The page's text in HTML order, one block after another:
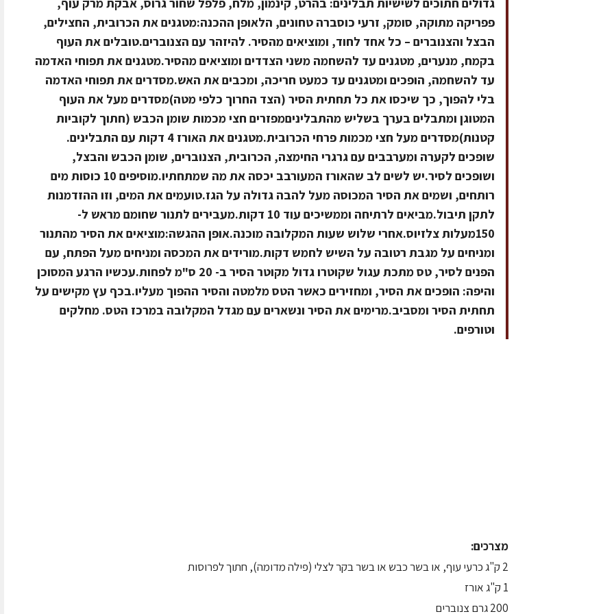
פפריקה מתוקה, סומק, זרעי כוסברה טחונים, הלאופן ההכנה:מטגנים את הכרובית, החצילים,
הבצל והצנוברים – כל אחד לחוד, ומוציאים מהסיר. להיזהר עם הצנוברים.טובלים את העוף
בקמח, מנערים, מטגנים עד להשחמה משני הצדדים ומוציאים מהסיר.מטגנים את תפוחי האדמה
עד להשחמה, הופכים ומטגנים עד כמעט חריכה, ומכבים את האש.מסדרים את תפוחי האדמה
בלי להפוך, כך שיכסו את כל תחתית הסיר (הצד החרוך כלפי מטה)מסדרים מעל את העוף
המטוגן ומתבלים בערך בשליש מהתבליניםמפזרים חצי מכמות שומן הכבש (חתוך לקוביות
קטנות)מסדרים מעל חצי מכמות פרחי הכרובית.מטגנים את האורז 4 דקות עם התבלינים.
שופכים לקערה ומערבבים עם גרגרי החימצה, הכרובית, הצנוברים, שומן הכבש והבצל,
ושופכים לסיר.יש לשים לב שהאורז המעורבב יכסה את מה שמתחתיו.מוסיפים 10 כוסות מים
רותחים, ושמים את הסיר המכוסה מעל להבה גדולה על הגז.טועמים את המים, וזו ההזדמנות
לתקן תיבול.מביאים לרתיחה וממשיכים עוד 10 דקות.מעבירים לתנור שחומם מראש ל-
150מעלות צלזיוס.אחרי שלוש שעות המקלובה מוכנה.אופן ההגשה:מוציאים את הסיר מהתנור
ומניחים על מגבת רטובה על השיש לחמש דקות.מורידים את המכסה ומניחים מעל הפתח, עם
הפנים לסיר, טס מתכת עגול שקוטרו גדול מקוטר הסיר ב- 20 ס"מ לפחות.עכשיו הרגע המסוכן
והיפה: הופכים את הסיר, ומחזירים כאשר הטס מלמטה והסיר ההפוך מעליו.בכף עץ מקישים על
תחתית הסיר ומסביב.מרימים את הסיר ונשארים עם מגדל המקלובה במרכז הטס. מחלקים
וטורפים.
מצרכים:
2 ק"ג כרעי עוף, או בשר כבש או בשר בקר לצלי (פילה מדומה), חתוך לפרוסות
1 ק"ג אורז
200 גרם צנוברים